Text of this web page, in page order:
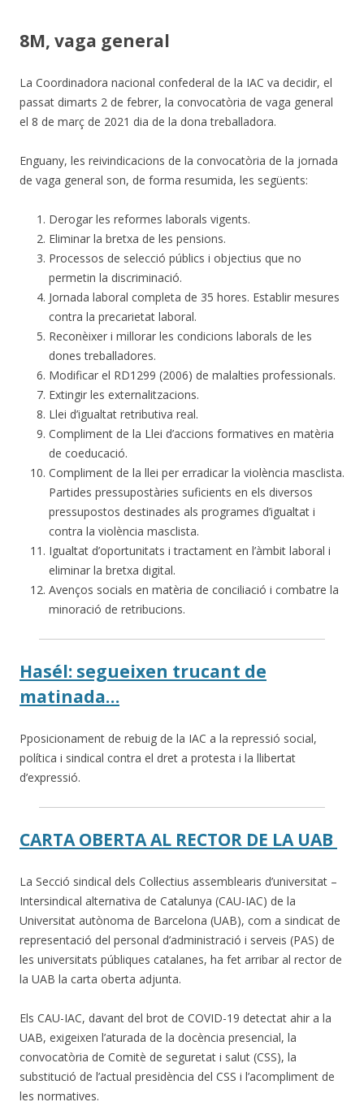
8M, vaga general
La Coordinadora nacional confederal de la IAC va decidir, el
passat dimarts 2 de febrer, la convocatòria de vaga general
el 8 de març de 2021 dia de la dona treballadora.
Enguany, les reivindicacions de la convocatòria de la jornada
de vaga general son, de forma resumida, les següents:
Derogar les reformes laborals vigents.
Eliminar la bretxa de les pensions.
Processos de selecció públics i objectius que no
permetin la discriminació.
Jornada laboral completa de 35 hores. Establir mesures
contra la precarietat laboral.
Reconèixer i millorar les condicions laborals de les
dones treballadores.
Modificar el RD1299 (2006) de malalties professionals.
Extingir les externalitzacions.
Llei d’igualtat retributiva real.
Compliment de la Llei d’accions formatives en matèria
de coeducació.
Compliment de la llei per erradicar la violència masclista.
Partides pressupostàries suficients en els diversos
pressupostos destinades als programes d’igualtat i
contra la violència masclista.
Igualtat d’oportunitats i tractament en l’àmbit laboral i
eliminar la bretxa digital.
Avenços socials en matèria de conciliació i combatre la
minoració de retribucions.
Hasél: segueixen trucant de
matinada…
Pposicionament de rebuig de la IAC a la repressió social,
política i sindical contra el dret a protesta i la llibertat
d’expressió.
CARTA OBERTA AL RECTOR DE LA UAB
La Secció sindical dels Col·lectius assemblearis d’universitat –
Intersindical alternativa de Catalunya (CAU-IAC) de la
Universitat autònoma de Barcelona (UAB), com a sindicat de
representació del personal d’administració i serveis (PAS) de
les universitats públiques catalanes, ha fet arribar al rector de
la UAB la carta oberta adjunta.
Els CAU-IAC, davant del brot de COVID-19 detectat ahir a la
UAB, exigeixen l’aturada de la docència presencial, la
convocatòria de Comitè de seguretat i salut (CSS), la
substitució de l’actual presidència del CSS i l’acompliment de
les normatives.